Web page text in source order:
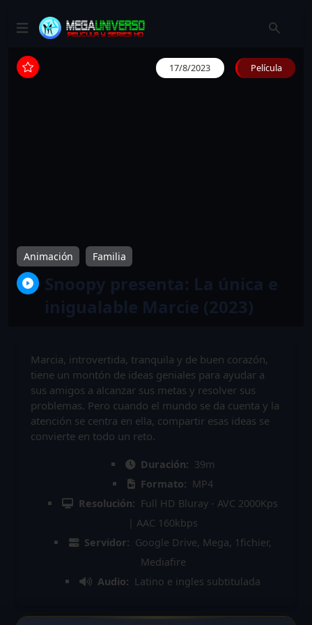
17/8/2023 Película
Animación Familia
Snoopy presenta: La única e
inigualable Marcie (2023)
Marcia, introvertida, tranquila y de buen corazón,
tiene un montón de ideas geniales para ayudar a
sus amigos a alcanzar sus metas y resolver sus
problemas. Pero cuando el mundo se da cuenta y la
atención se centra en ella, compartir esas ideas se
convierte en todo un reto.
Duración: 39m
Formato: MP4
Resolución: Full HD Bluray - AVC 2000Kps
| AAC 160kbps
Servidor: Google Drive, Mega, 1fichier,
Mediafire
Audio: Latino e ingles subtitulada